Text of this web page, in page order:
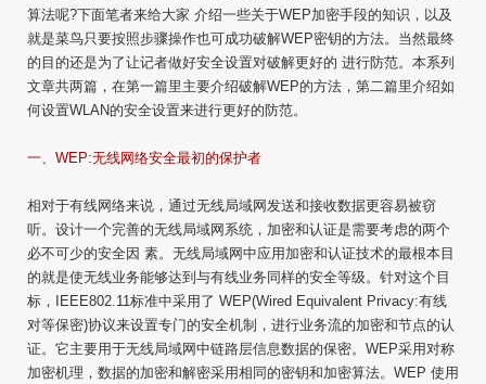
算法呢?下面笔者来给大家 介绍一些关于WEP加密手段的知识，以及
就是菜鸟只要按照步骤操作也可成功破解WEP密钥的方法。当然最终
的目的还是为了让记者做好安全设置对破解更好的 进行防范。本系列
文章共两篇，在第一篇里主要介绍破解WEP的方法，第二篇里介绍如
何设置WLAN的安全设置来进行更好的防范。
一、WEP:无线网络安全最初的保护者
相对于有线网络来说，通过无线局域网发送和接收数据更容易被窃
听。设计一个完善的无线局域网系统，加密和认证是需要考虑的两个
必不可少的安全因 素。无线局域网中应用加密和认证技术的最根本目
的就是使无线业务能够达到与有线业务同样的安全等级。针对这个目
标，IEEE802.11标准中采用了 WEP(Wired Equivalent Privacy:有线
对等保密)协议来设置专门的安全机制，进行业务流的加密和节点的认
证。它主要用于无线局域网中链路层信息数据的保密。WEP采用对称
加密机理，数据的加密和解密采用相同的密钥和加密算法。WEP 使用